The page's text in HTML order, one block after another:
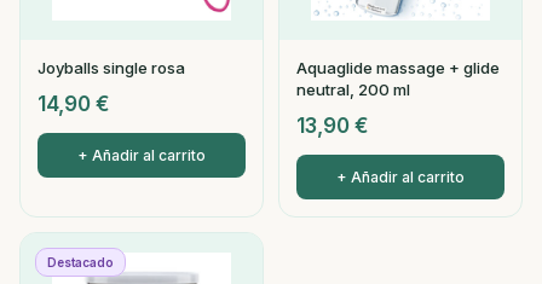
Joyballs single rosa
14,90 €
+ Añadir al carrito
Aquaglide massage + glide
neutral, 200 ml
13,90 €
+ Añadir al carrito
Destacado